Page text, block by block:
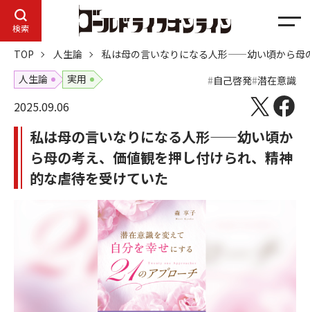
検索
メ
ュ
ー
TOP 人生論
私は母の言いなりになる人形——幼い頃から母
人生論
実用 自己啓発 潜在意識
2025.09.06
私は母の言いなりになる人形——幼い頃か
ら母の考え、価値観を押し付けられ、精神
的な虐待を受けていた